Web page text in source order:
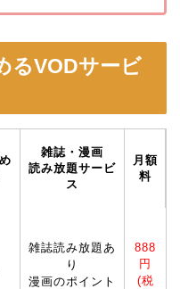
るVODサービ
雑誌・漫画
読み放題サービ
ス
月額
料
雑誌読み放題あ
り
漫画のポイント
888
円
(税